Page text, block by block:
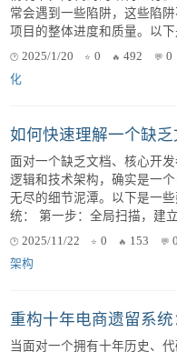
重构，一词在软件开发中频
情况下，对代码的结构进行
常会遇到一些陷阱，这些陷
2025/1/20 0 492 0
化
面对一个缺乏文档、核心开
逻辑和技术架构，确实是一